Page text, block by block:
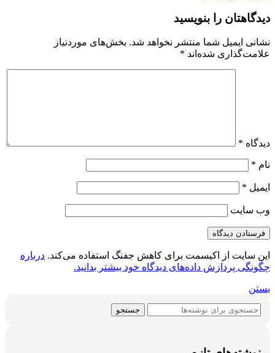
دیدگاهتان را بنویسید
نشانی ایمیل شما منتشر نخواهد شد. بخش‌های موردنیاز
علامت‌گذاری شده‌اند *
دیدگاه *
نام *
ایمیل *
وب‌ سایت
این سایت از اکیسمت برای کاهش جفنگ استفاده می‌کند. درباره
چگونگی پردازش داده‌های دیدگاه خود بیشتر بدانید.
بستن
جستجو